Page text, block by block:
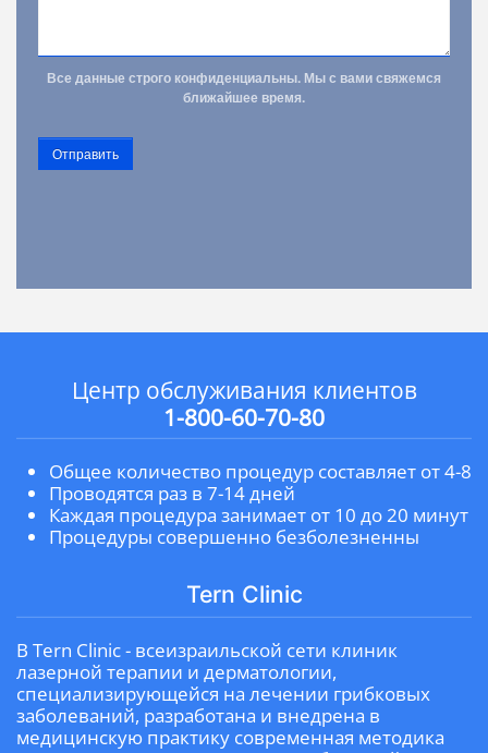
Все данные строго конфиденциальны. Мы с вами свяжемся
ближайшее время.
Отправить
Центр обслуживания клиентов
1-800-60-70-80
Общее количество процедур составляет от 4-8
Проводятся раз в 7-14 дней
Каждая процедура занимает от 10 до 20 минут
Процедуры совершенно безболезненны
Tern Clinic
В Tern Clinic - всеизраильской сети клиник
лазерной терапии и дерматологии,
специализирующейся на лечении грибковых
заболеваний, разработана и внедрена в
медицинскую практику современная методика